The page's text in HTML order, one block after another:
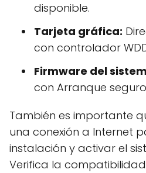
disponible.
Tarjeta gráfica:
con controlador
Firmware del
con Arranque
También es importante
una conexión a Internet
instalación y activar el
Verifica la